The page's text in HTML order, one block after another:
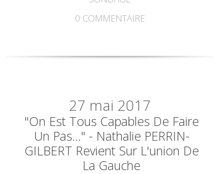
0 COMMENTAIRE
27 mai 2017
"On Est Tous Capables De Faire
Un Pas..." - Nathalie PERRIN-
GILBERT Revient Sur L'union De
La Gauche